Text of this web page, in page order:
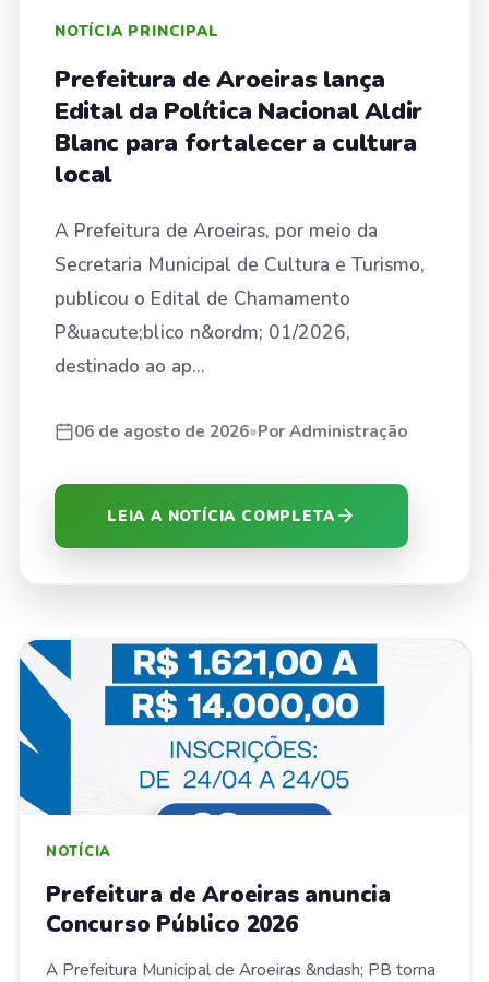
NOTÍCIA PRINCIPAL
Prefeitura de Aroeiras lança
Edital da Política Nacional Aldir
Blanc para fortalecer a cultura
local
A Prefeitura de Aroeiras, por meio da
Secretaria Municipal de Cultura e Turismo,
publicou o Edital de Chamamento
P&uacute;blico n&ordm; 01/2026,
destinado ao ap...
06 de agosto de 2026•Por Administração
LEIA A NOTÍCIA COMPLETA
NOTÍCIA
Prefeitura de Aroeiras anuncia
Concurso Público 2026
A Prefeitura Municipal de Aroeiras &ndash; PB torna